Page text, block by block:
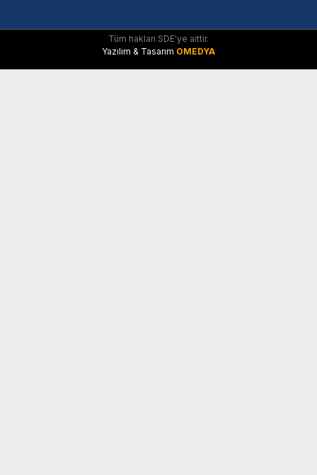
Tüm hakları SDE'ye aittir.
Yazılım & Tasarım OMEDYA